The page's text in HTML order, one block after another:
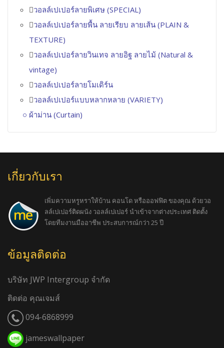
วอลล์เปเปอร์ลายพิเศษ (SPECIAL)
วอลล์เปเปอร์ลายพื้น ลายเรียบ ลายเส้น (PLAIN &
TEXTURE)
วอลล์เปเปอร์ลายวินเทจ ลายอิฐ ลายไม้ (Natural &
vintage)
วอลล์เปเปอร์ลายโมเดิร์น
วอลล์เปเปอร์แบบหลากหลาย (VARIETY)
ผ้าม่าน (Curtain)
เกี่ยวกับเรา
เพิ่มความหรูหราให้บ้าน คอนโด หรือออฟฟิต ของคุณ ด้วยวอ
ลล์เปเปอร์ติดผนัง วอลล์เปเปอร์ นำเข้าจากต่างประเทศ ติดตั้ง
โดยทีมงานมืออาชีพ ประสบการณ์กว่า 25 ปี
ข้อมูลติดต่อ
บริษัท JWP Intergroup จำกัด
ติดต่อ คุณเจมส์
094-6868999
jameswallpaper